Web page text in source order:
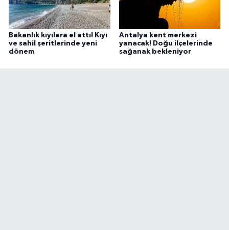
Bakanlık kıyılara el attı! Kıyı
ve sahil şeritlerinde yeni
dönem
Antalya kent merkezi
yanacak! Doğu ilçelerinde
sağanak bekleniyor